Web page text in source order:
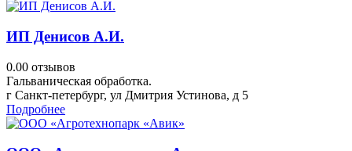
ИП Денисов А.И.
0.00 отзывов
Гальваническая обработка.
г Санкт-петербург, ул Дмитрия Устинова, д 5
Подробнее